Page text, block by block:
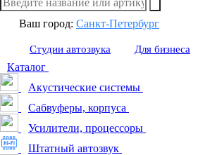
Ваш город: Санкт-Петербург
Студии автозвука Для бизнеса
Каталог
Акустические системы
Сабвуферы, корпуса
Усилители, процессоры
Штатный автозвук